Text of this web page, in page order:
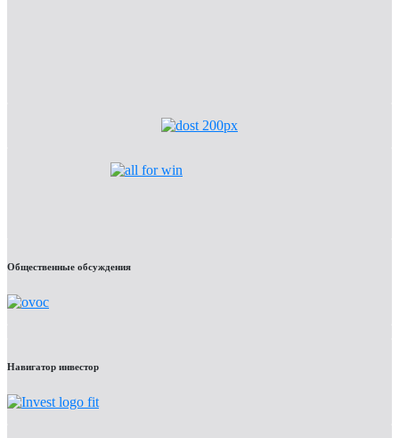
Общественные обсуждения
Навигатор инвестор